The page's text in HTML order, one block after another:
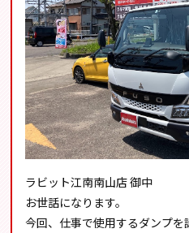
ラビット江南南山店 御中
お世話になります。
今回、仕事で使用するダンプ